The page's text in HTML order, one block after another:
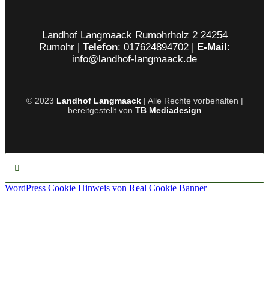
Landhof Langmaack Rumohrholz 2 24254
Rumohr | Telefon: 017624894702 | E-Mail:
info@landhof-langmaack.de
© 2023 Landhof Langmaack| Alle Rechte vorbehalten |
bereitgestellt von TB Mediadesign
WordPress Cookie Hinweis von Real Cookie Banner